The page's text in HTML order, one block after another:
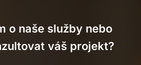
o naše služby nebo
váš projekt?